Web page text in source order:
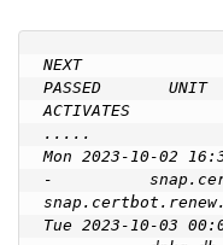
NEXT
PASSED       UNIT
ACTIVATES
.....
Mon 2023-10-02
-
Tue 2023-10-03